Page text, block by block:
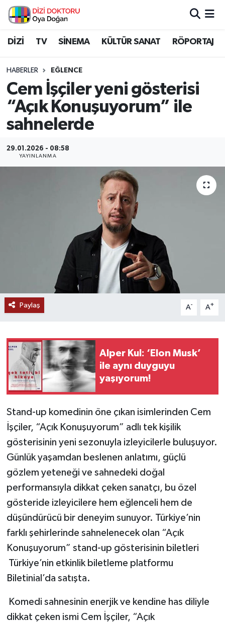
DİZİ TV SİNEMA KÜLTÜR SANAT RÖPORTAJ
HABERLER EĞLENCE
Cem İşçiler yeni gösterisi
“Açık Konuşuyorum” ile
sahnelerde
29.01.2026 - 08:58
YAYINLANMA
Paylaş A- A+
Alper Kul: ‘Elon Musk’
ile aynı duyguyu
yaşıyorum!
Stand-up komedinin öne çıkan isimlerinden Cem
İşçiler, “Açık Konuşuyorum” adlı tek kişilik
gösterisinin yeni sezonuyla izleyicilerle buluşuyor.
Günlük yaşamdan beslenen anlatımı, güçlü
gözlem yeteneği ve sahnedeki doğal
performansıyla dikkat çeken sanatçı, bu özel
gösteride izleyicilere hem eğlenceli hem de
düşündürücü bir deneyim sunuyor. Türkiye’nin
farklı şehirlerinde sahnelenecek olan “Açık
Konuşuyorum” stand-up gösterisinin biletleri
Türkiye’nin etkinlik biletleme platformu
Biletinial’da satışta.
Komedi sahnesinin enerjik ve kendine has diliyle
dikkat çeken ismi Cem İşçiler, “Açık
İstanbul Nöbetçi Eczaneler
İstanbul Namaz Vakitleri
İstanbul Trafik Yoğunluk Haritası
Tüm Manşetler
Son Dakika Haberleri